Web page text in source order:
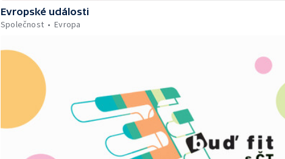
Evropské události
Společnost
Evropa